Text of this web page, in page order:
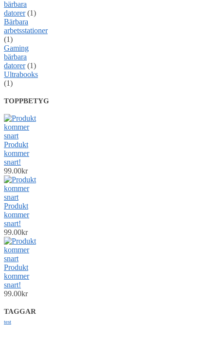
bärbara
datorer (1)
Bärbara
arbetsstationer
(1)
Gaming
bärbara
datorer (1)
Ultrabooks
(1)
TOPPBETYG
Produkt
kommer
snart!
99.00kr
Produkt
kommer
snart!
99.00kr
Produkt
kommer
snart!
99.00kr
TAGGAR
test